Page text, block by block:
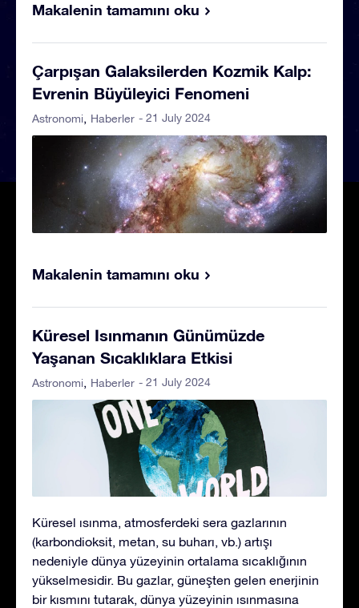
Makalenin tamamını oku
Çarpışan Galaksilerden Kozmik Kalp:
Evrenin Büyüleyici Fenomeni
Astronomi Haberler - 21 July 2024
Makalenin tamamını oku
Küresel Isınmanın Günümüzde
Yaşanan Sıcaklıklara Etkisi
Astronomi Haberler - 21 July 2024
Küresel ısınma, atmosferdeki sera gazlarının
(karbondioksit, metan, su buharı, vb.) artışı
nedeniyle dünya yüzeyinin ortalama sıcaklığının
yükselmesidir. Bu gazlar, güneşten gelen enerjinin
bir kısmını tutarak, dünya yüzeyinin ısınmasına